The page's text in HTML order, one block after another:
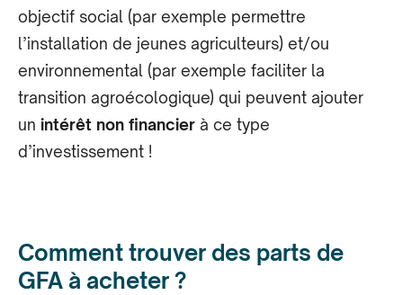
objectif social (par exemple permettre
l’installation de jeunes agriculteurs) et/ou
environnemental (par exemple faciliter la
transition agroécologique) qui peuvent ajouter
un intérêt non financier à ce type
d’investissement !
Comment trouver des parts de
GFA à acheter ?